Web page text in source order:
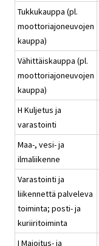
Tukkukauppa (pl.
moottoriajoneuvojen
kauppa)
Vähittäiskauppa (pl.
moottoriajoneuvojen
kauppa)
H Kuljetus ja
varastointi
Maa-, vesi- ja
ilmaliikenne
Varastointi ja
liikennettä palveleva
toiminta; posti- ja
kuriiritoiminta
I Majoitus- ja